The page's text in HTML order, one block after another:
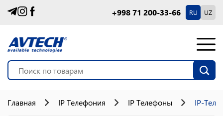
+998 71 200-33-66 RU UZ
Главная IP Телефония IP Телефоны IP-